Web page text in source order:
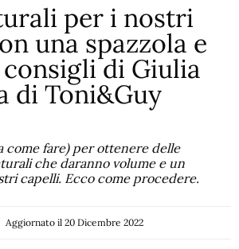
per i nostri
una spazzola e
di Giulia
di Toni&Guy
come fare) per ottenere delle
che daranno volume e un
capelli. Ecco come procedere.
Aggiornato il 20 Dicembre 2022